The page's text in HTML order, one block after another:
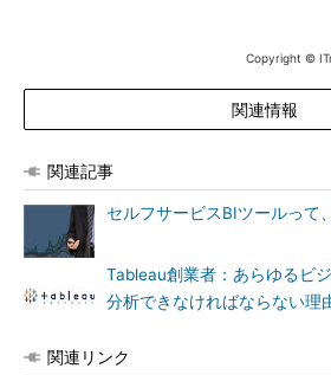
Copyright ©
関連情報
関連記事
セルフサービスBIツールって
Tableau創業者：あらゆるビ
分析できなければならない理
関連リンク